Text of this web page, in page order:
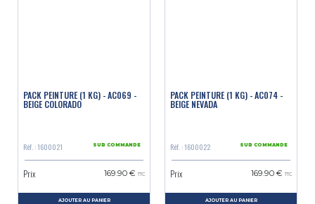
PACK PEINTURE (1 KG) - AC069 -
BEIGE COLORADO
Réf. : 1600021 SUR COMMANDE
Prix 169.90 € TTC
AJOUTER AU PANIER
PACK PEINTURE (1 KG) - AC074 -
BEIGE NEVADA
Réf. : 1600022 SUR COMMANDE
Prix 169.90 € TTC
AJOUTER AU PANIER